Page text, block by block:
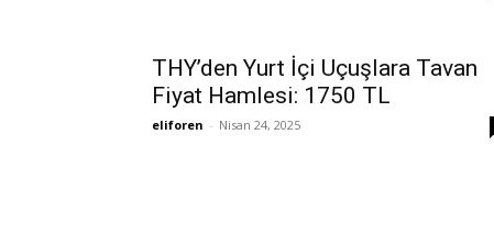
THY’den Yurt İçi Uçuşlara Tavan
Fiyat Hamlesi: 1750 TL
eliforen - Nisan 24, 2025